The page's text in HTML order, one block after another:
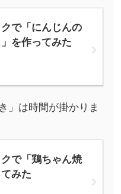
で「にんじんの
を作ってみた
」は時間が掛かりま
で「鶏ちゃん焼
みた